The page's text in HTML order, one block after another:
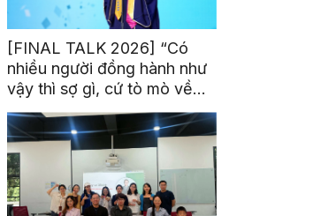
[FINAL TALK 2026] “Có
nhiều người đồng hành như
vậy thì sợ gì, cứ tò mò về
thế giới thôi”